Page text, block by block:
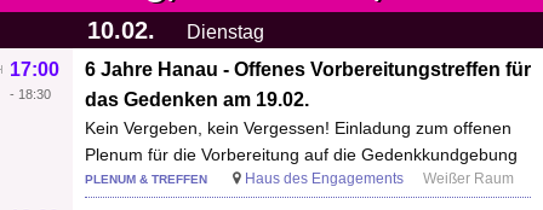
10.02.
Dienstag
6 Jahre Hanau - Offenes Vorbereitungstreffen für
das Gedenken am 19.02.
Kein Vergeben, kein Vergessen! Einladung zum offenen
Plenum für die Vorbereitung auf die Gedenkkundgebung
17:00
- 18:30
PLENUM & TREFFEN Haus des Engagements Weißer Raum